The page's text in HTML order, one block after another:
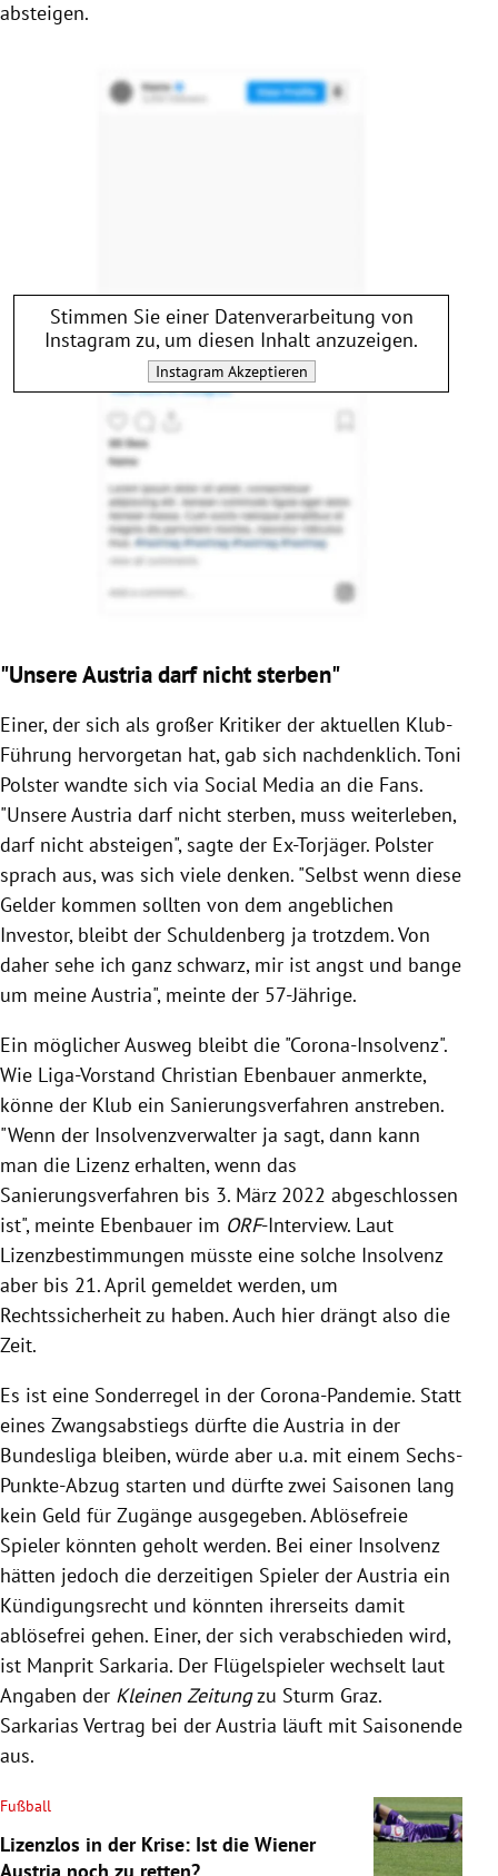
absteigen.
Stimmen Sie einer Datenverarbeitung von
Instagram zu, um diesen Inhalt anzuzeigen.
InstagramAkzeptieren
"Unsere Austria darf nicht sterben"
Einer, der sich als großer Kritiker der aktuellen Klub-
Führung hervorgetan hat, gab sich nachdenklich. Toni
Polster wandte sich via Social Media an die Fans.
"Unsere Austria darf nicht sterben, muss weiterleben,
darf nicht absteigen", sagte der Ex-Torjäger. Polster
sprach aus, was sich viele denken. "Selbst wenn diese
Gelder kommen sollten von dem angeblichen
Investor, bleibt der Schuldenberg ja trotzdem. Von
daher sehe ich ganz schwarz, mir ist angst und bange
um meine Austria", meinte der 57-Jährige.
Ein möglicher Ausweg bleibt die "Corona-Insolvenz".
Wie Liga-Vorstand Christian Ebenbauer anmerkte,
könne der Klub ein Sanierungsverfahren anstreben.
"Wenn der Insolvenzverwalter ja sagt, dann kann
man die Lizenz erhalten, wenn das
Sanierungsverfahren bis 3. März 2022 abgeschlossen
ist", meinte Ebenbauer im ORF-Interview. Laut
Lizenzbestimmungen müsste eine solche Insolvenz
aber bis 21. April gemeldet werden, um
Rechtssicherheit zu haben. Auch hier drängt also die
Zeit.
Es ist eine Sonderregel in der Corona-Pandemie. Statt
eines Zwangsabstiegs dürfte die Austria in der
Bundesliga bleiben, würde aber u.a. mit einem Sechs-
Punkte-Abzug starten und dürfte zwei Saisonen lang
kein Geld für Zugänge ausgegeben. Ablösefreie
Spieler könnten geholt werden. Bei einer Insolvenz
hätten jedoch die derzeitigen Spieler der Austria ein
Kündigungsrecht und könnten ihrerseits damit
ablösefrei gehen. Einer, der sich verabschieden wird,
ist Manprit Sarkaria. Der Flügelspieler wechselt laut
Angaben der Kleinen Zeitungzu Sturm Graz.
Sarkarias Vertrag bei der Austria läuft mit Saisonende
aus.
Fußball
Lizenzlos in der Krise: Ist die Wiener